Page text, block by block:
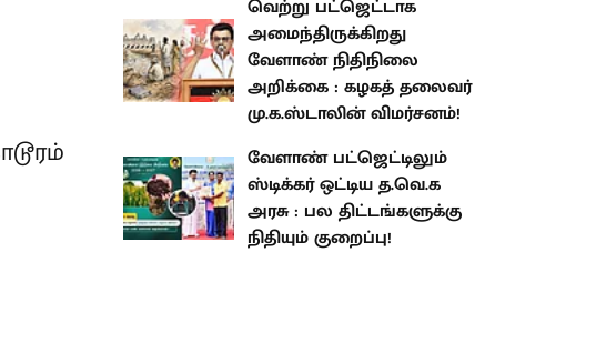
தலைவர் மு.க.ஸ்டாலின்
விமர்சனம்!
வேளாண் பட்ஜெட்டிலும் ஸ்டிக்கர்
ஒட்டிய த.வெ.க அரசு : பல
திட்டங்களுக்கு நிதியும் குறைப்பு!